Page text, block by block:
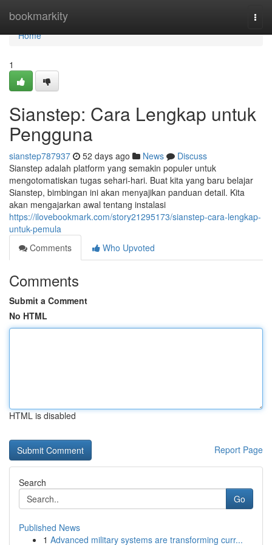
bookmarkity
Home
Home
1
Sianstep: Cara Lengkap untuk
Pengguna
sianstep787937 52 days ago News
Discuss
Sianstep adalah platform yang semakin populer untuk
mengotomatiskan tugas sehari-hari. Buat kita yang baru belajar
Sianstep, bimbingan ini akan menyajikan panduan detail. Kita
akan mengajarkan awal tentang instalasi
https://ilovebookmark.com/story21295173/sianstep-cara-lengkap-
untuk-pemula
Comments
Who Upvoted
Comments
Submit a Comment
No HTML
HTML is disabled
Report Page
Search
Go
Published News
1 Advanced military systems are transforming curr...